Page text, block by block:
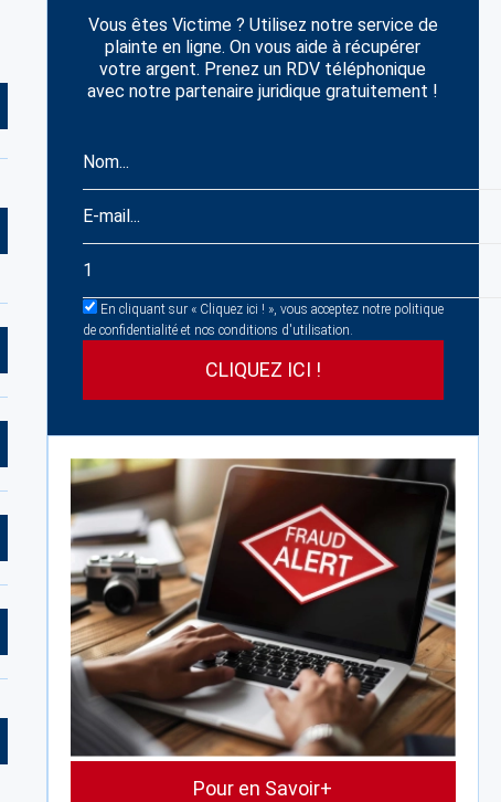
Vous êtes Victime ? Utilisez notre service de
plainte en ligne. On vous aide à récupérer
votre argent. Prenez un RDV téléphonique
avec notre partenaire juridique gratuitement !
En cliquant sur « Cliquez ici ! », vous acceptez notre politique
de confidentialité et nos conditions d'utilisation.
Pour en Savoir+